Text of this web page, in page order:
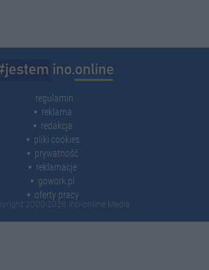
regulamin
reklama
redakcja
pliki cookies
prywatność
reklamacje
gowork.pl
oferty pracy
2000-2026 Ino-online Media